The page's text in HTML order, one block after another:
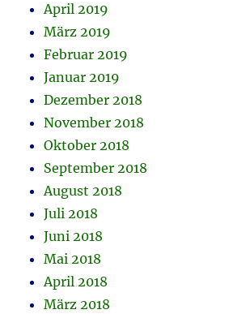
April 2019
März 2019
Februar 2019
Januar 2019
Dezember 2018
November 2018
Oktober 2018
September 2018
August 2018
Juli 2018
Juni 2018
Mai 2018
April 2018
März 2018